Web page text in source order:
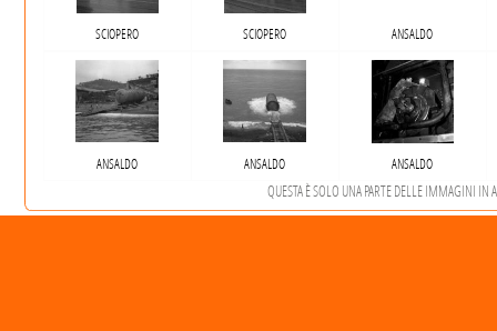
SCIOPERO SCIOPERO ANSALDO
ANSALDO ANSALDO ANSALDO
QUESTA È SOLO UNA PARTE DELLE IMMAGINI